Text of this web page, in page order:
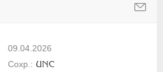
09.04.2026
UNC